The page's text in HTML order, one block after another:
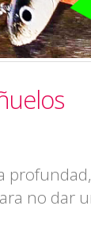
no dar